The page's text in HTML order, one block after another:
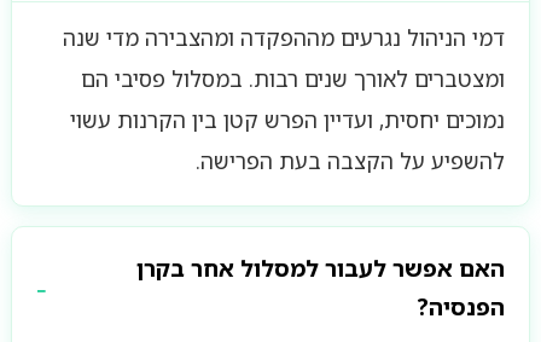
דמי הניהול נגרעים מההפקדה ומהצבירה מדי שנה
ומצטברים לאורך שנים רבות. במסלול פסיבי הם
נמוכים יחסית, ועדיין הפרש קטן בין הקרנות עשוי
להשפיע על הקצבה בעת הפרישה.
האם אפשר לעבור למסלול אחר בקרן
הפנסיה?